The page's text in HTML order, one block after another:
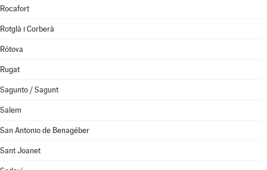
Rocafort
Rotglà i Corberà
Rótova
Rugat
Sagunto / Sagunt
Salem
San Antonio de Benagéber
Sant Joanet